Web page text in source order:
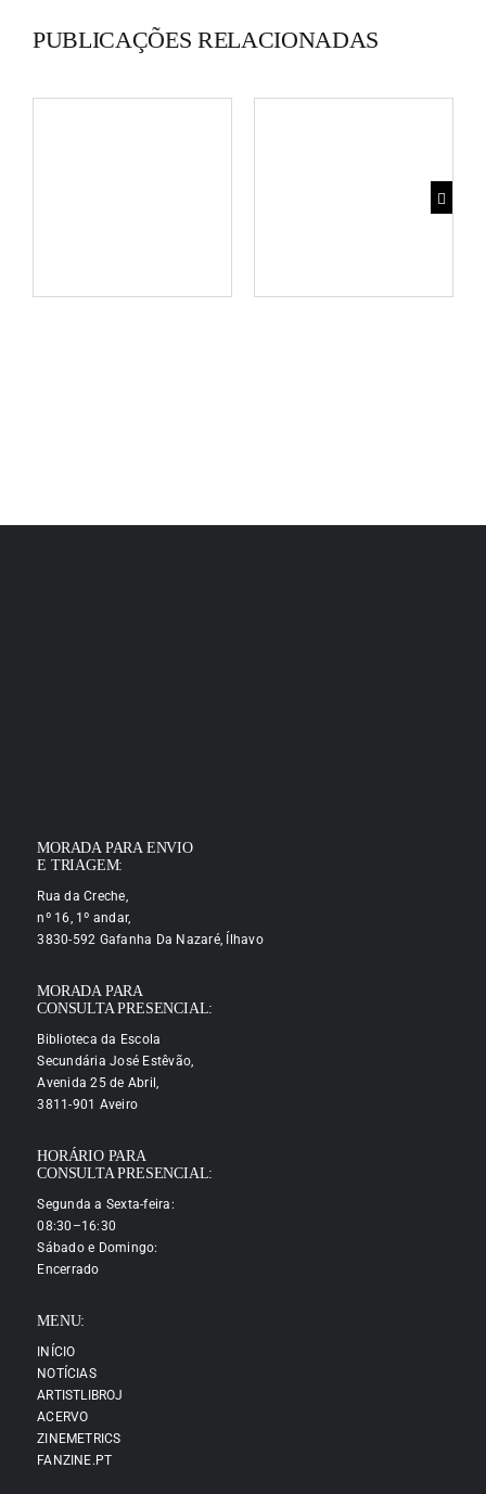
PUBLICAÇÕES RELACIONADAS
MORADA PARA ENVIO
E TRIAGEM:
Rua da Creche,
nº 16, 1º andar,
3830-592 Gafanha Da Nazaré, Ílhavo
MORADA PARA
CONSULTA PRESENCIAL:
Biblioteca da Escola
Secundária José Estêvão,
Avenida 25 de Abril,
3811-901 Aveiro
HORÁRIO PARA
CONSULTA PRESENCIAL:
Segunda a Sexta-feira:
08:30–16:30
Sábado e Domingo:
Encerrado
MENU:
INÍCIO
NOTÍCIAS
ARTISTLIBROJ
ACERVO
ZINEMETRICS
FANZINE.PT